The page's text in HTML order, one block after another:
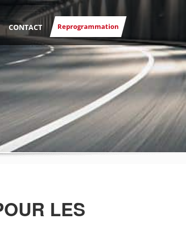
CONTACT Reprogrammation
LES